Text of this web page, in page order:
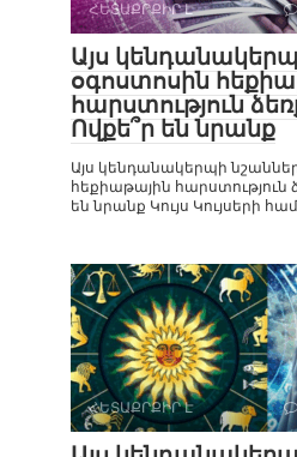
ՀԵՏԱՔՐՔԻՐ Է
Այս
օգոստոսին
հարստություն
Ովքե՞ր են նրանք
Այս կենդանակերպի
հեքիաթային հարստություն
են նրանք Կույս Կույսերի
ՀԵՏԱՔՐՔԻՐ Է